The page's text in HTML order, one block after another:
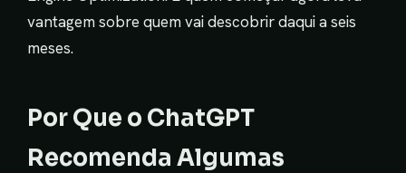
vantagem sobre quem vai descobrir daqui a seis
meses.
Por Que o ChatGPT
Recomenda Algumas